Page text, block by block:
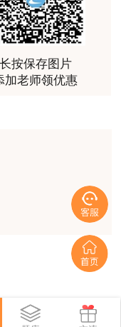
分给力，值得推
试通过了。
长按保存图片
加老师领优惠